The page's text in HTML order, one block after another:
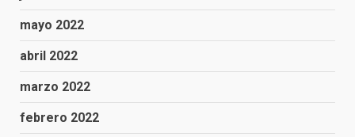
mayo 2022
abril 2022
marzo 2022
febrero 2022